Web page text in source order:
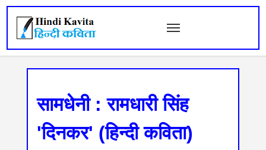
सामधेनी : रामधारी सिंह
'दिनकर' (हिन्दी कविता)